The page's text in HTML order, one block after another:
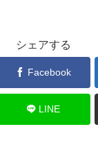
シェアする
Facebook
LINE